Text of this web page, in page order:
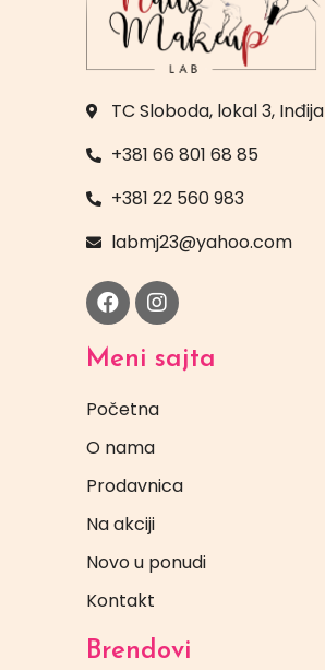
TC Sloboda, lokal 3, Inđija
+381 66 801 68 85
+381 22 560 983
labmj23@yahoo.com
Meni sajta
Početna
O nama
Prodavnica
Na akciji
Novo u ponudi
Kontakt
Brendovi